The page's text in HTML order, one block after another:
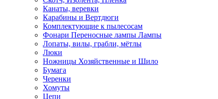
Канаты, веревки
Карабины и Вертдюги
Комплектующие к пылесосам
Фонари Переносные лампы Лампы
Лопаты, вилы, грабли, мётлы
Люки
Ножницы Хозяйственные и Шило
Бумага
Черенки
Хомуты
Цепи